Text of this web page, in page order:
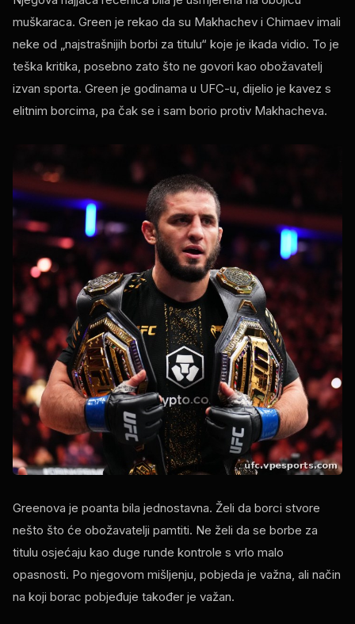
muškaraca. Green je rekao da su Makhachev i Chimaev imali
neke od „najstrašnijih borbi za titulu“ koje je ikada vidio. To je
teška kritika, posebno zato što ne govori kao obožavatelj
izvan sporta. Green je godinama u UFC-u, dijelio je kavez s
elitnim borcima, pa čak se i sam borio protiv Makhacheva.
Greenova je poanta bila jednostavna. Želi da borci stvore
nešto što će obožavatelji pamtiti. Ne želi da se borbe za
titulu osjećaju kao duge runde kontrole s vrlo malo
opasnosti. Po njegovom mišljenju, pobjeda je važna, ali način
na koji borac pobjeđuje također je važan.